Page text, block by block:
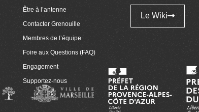
Être à l’antenne
Contacter Grenouille
Membres de l’équipe
Foire aux Questions (FAQ)
Engagement
Supportez-nous
Le Wiki